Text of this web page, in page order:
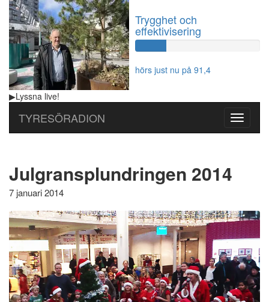
Trygghet och
effektivisering
hörs just nu på 91,4
▶Lyssna live!
Toggle
TYRESÖRADION
Julgransplundringen 2014
7 januari 2014